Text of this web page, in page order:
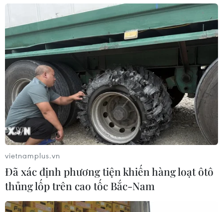
vietnamplus.vn
Đã xác định phương tiện khiến hàng loạt ôtô
thủng lốp trên cao tốc Bắc-Nam